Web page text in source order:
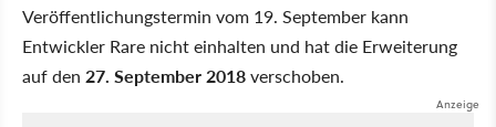
Veröffentlichungstermin vom 19. September kann
Entwickler Rare nicht einhalten und hat die Erweiterung
auf den 27. September 2018verschoben.